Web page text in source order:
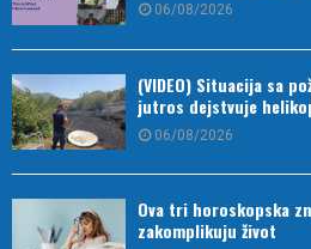
06/08/2026
(VIDEO) Situacija sa
jutros dejstvuje
06/08/2026
Ova tri horoskopska
zakomplikuju život